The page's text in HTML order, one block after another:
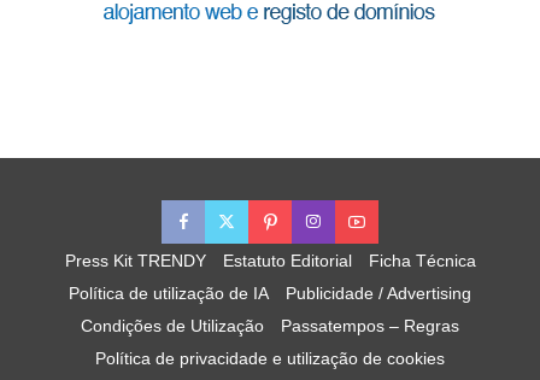
Press Kit TRENDY Estatuto Editorial
Ficha Técnica
Política de utilização de IA
Publicidade / Advertising
Condições de Utilização
Passatempos – Regras
Política de privacidade e utilização de cookies